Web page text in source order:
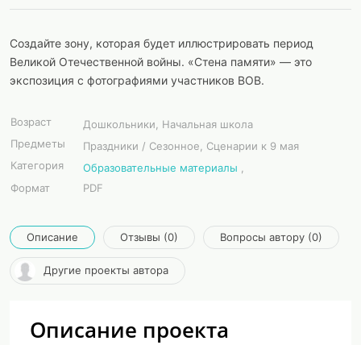
Создайте зону, которая будет иллюстрировать период
Великой Отечественной войны. «Стена памяти» — это
экспозиция с фотографиями участников ВОВ.
Возраст
Дошкольники, Начальная школа
Предметы
Праздники / Сезонное, Сценарии к 9 мая
Категория
Образовательные материалы
Формат
PDF
Описание Отзывы (0) Вопросы автору (0)
Другие проекты автора
Описание проекта